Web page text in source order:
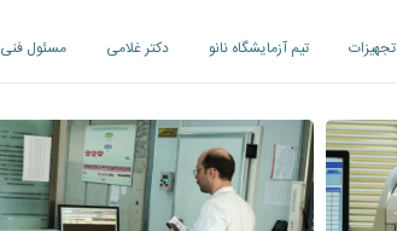
تجهیزات تیم آزمایشگاه نانو دکتر غلامی مسئول فنی